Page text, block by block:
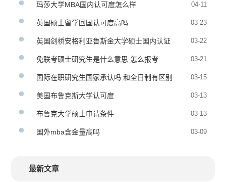
玛莎大学MBA国内认可度怎么样 04-11
英国硕士留学回国认可度高吗 03-23
英国剑桥安格利亚鲁斯金大学硕士国内认证
吗
03-22
免联考硕士研究生是什么意思 怎么报考 03-21
国际在职研究生国家承认吗 和全日制有区别
吗
03-15
美国布鲁克斯大学认可度 03-13
布鲁克大学硕士申请条件 03-13
国外mba含金量高吗 03-09
最新文章